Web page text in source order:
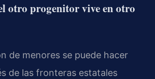
otro progenitor vive en otro
de menores se puede hacer
de las fronteras estatales